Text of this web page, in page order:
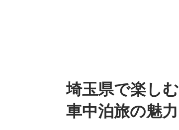
埼玉県で楽しむ
車中泊旅の魅力